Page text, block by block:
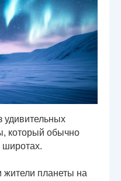
удивительных
который обычно
широтах.
планеты на